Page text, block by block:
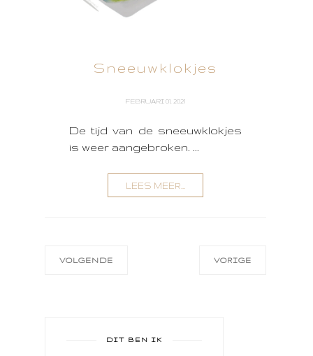
Sneeuwklokjes
FEBRUARI 01, 2021
De tijd van de sneeuwklokjes
is weer aangebroken. ...
LEES MEER...
VOLGENDE VORIGE
DIT BEN IK